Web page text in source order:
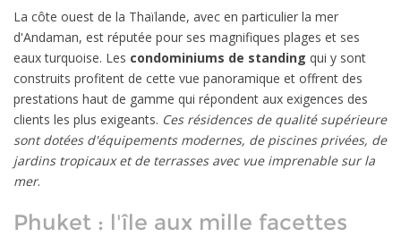
La côte ouest de la Thaïlande, avec en particulier la mer
d'Andaman, est réputée pour ses magnifiques plages et ses
eaux turquoise. Les condominiums de standing qui y sont
construits profitent de cette vue panoramique et offrent des
prestations haut de gamme qui répondent aux exigences des
clients les plus exigeants. Ces résidences de qualité supérieure
sont dotées d'équipements modernes, de piscines privées, de
jardins tropicaux et de terrasses avec vue imprenable sur la
mer.
Phuket : l'île aux mille facettes